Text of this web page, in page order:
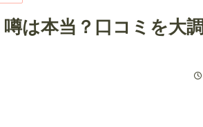
は本当？口コミを大